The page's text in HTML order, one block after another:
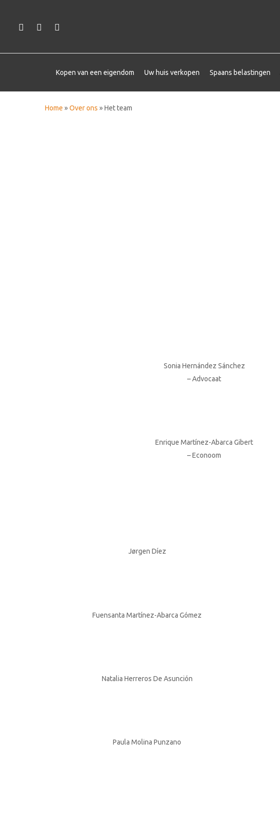
facebooklinkedininstagram
Kopen van een eigendom Uw huis verkopen Spaans belastingen
Home »Over ons »Het team
Sonia Hernández Sánchez
– Advocaat
Enrique Martínez-Abarca Gibert
– Econoom
Jørgen Díez
Fuensanta Martínez-Abarca Gómez
Natalia Herreros De Asunción
Paula Molina Punzano